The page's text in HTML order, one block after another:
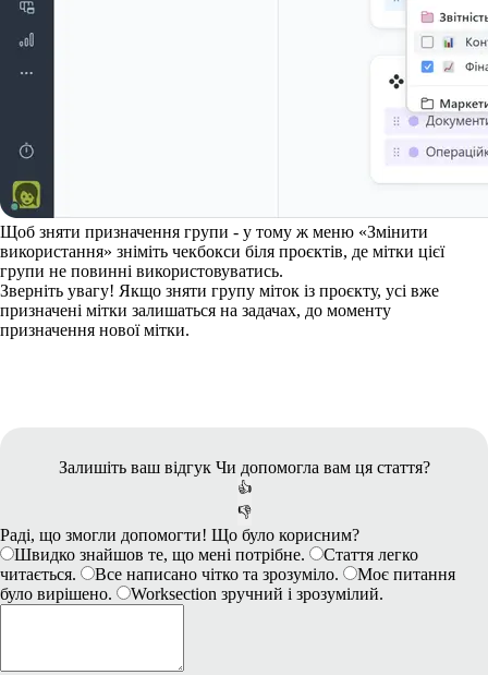
Щоб зняти призначення групи - у тому ж меню «Змінити
використання» зніміть чекбокси біля проєктів, де мітки цієї
групи не повинні використовуватись.
Зверніть увагу! Якщо зняти групу міток із проєкту, усі вже
призначені мітки залишаться на задачах, до моменту
призначення нової мітки.
Залишіть ваш відгук Чи допомогла вам ця стаття?
👍
👎
Раді, що змогли допомогти! Що було корисним?
Швидко знайшов те, що мені потрібне.
Стаття легко
читається.
Все написано чітко та зрозуміло.
Моє питання
було вирішено.
Worksection зручний і зрозумілий.